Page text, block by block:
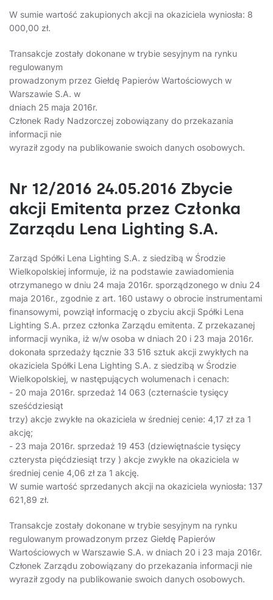
W sumie wartość zakupionych akcji na okaziciela wyniosła: 8
000,00 zł.
Transakcje zostały dokonane w trybie sesyjnym na rynku
regulowanym
prowadzonym przez Giełdę Papierów Wartościowych w
Warszawie S.A. w
dniach 25 maja 2016r.
Członek Rady Nadzorczej zobowiązany do przekazania
informacji nie
wyraził zgody na publikowanie swoich danych osobowych.
Nr 12/2016 24.05.2016 Zbycie
akcji Emitenta przez Członka
Zarządu Lena Lighting S.A.
Zarząd Spółki Lena Lighting S.A. z siedzibą w Środzie
Wielkopolskiej informuje, iż na podstawie zawiadomienia
otrzymanego w dniu 24 maja 2016r. sporządzonego w dniu 24
maja 2016r., zgodnie z art. 160 ustawy o obrocie instrumentami
finansowymi, powziął informację o zbyciu akcji Spółki Lena
Lighting S.A. przez członka Zarządu emitenta. Z przekazanej
informacji wynika, iż w/w osoba w dniach 20 i 23 maja 2016r.
dokonała sprzedaży łącznie 33 516 sztuk akcji zwykłych na
okaziciela Spółki Lena Lighting S.A. z siedzibą w Środzie
Wielkopolskiej, w następujących wolumenach i cenach:
- 20 maja 2016r. sprzedaż 14 063 (czternaście tysięcy
sześćdziesiąt
trzy) akcje zwykłe na okaziciela w średniej cenie: 4,17 zł za 1
akcję;
- 23 maja 2016r. sprzedaż 19 453 (dziewiętnaście tysięcy
czterysta pięćdziesiąt trzy ) akcje zwykłe na okaziciela w
średniej cenie 4,06 zł za 1 akcję.
W sumie wartość sprzedanych akcji na okaziciela wyniosła: 137
621,89 zł.
Transakcje zostały dokonane w trybie sesyjnym na rynku
regulowanym prowadzonym przez Giełdę Papierów
Wartościowych w Warszawie S.A. w dniach 20 i 23 maja 2016r.
Członek Zarządu zobowiązany do przekazania informacji nie
wyraził zgody na publikowanie swoich danych osobowych.